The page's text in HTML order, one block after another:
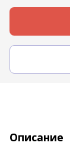
Описание